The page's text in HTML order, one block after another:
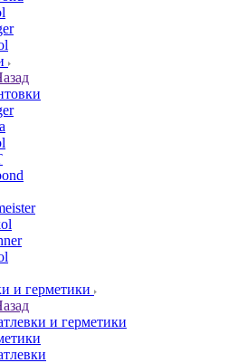
и герметики
и герметики